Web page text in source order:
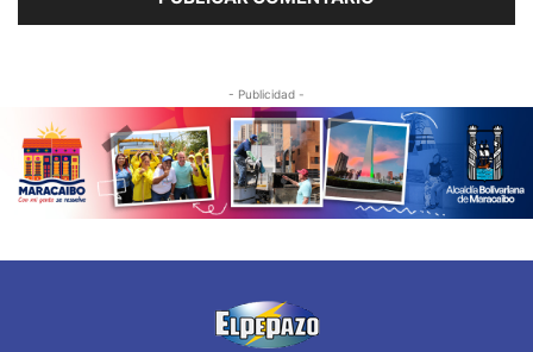
- Publicidad -